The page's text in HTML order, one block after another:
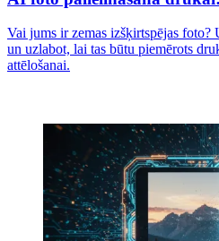
Vai jums ir zemas izšķirtspējas
un uzlabot, lai tas būtu piemērots
attēlošanai.